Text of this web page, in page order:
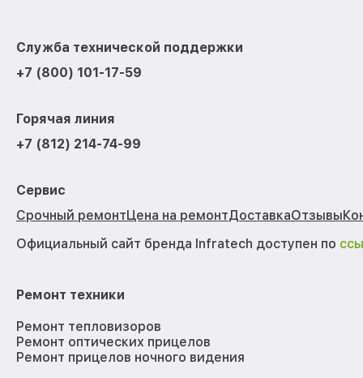
Служба технической поддержки
+7 (800) 101-17-59
Горячая линия
+7 (812) 214-74-99
Сервис
Срочный ремонтЦена на ремонтДоставкаОтзывы
Официальный сайт бренда Infratech доступен по
Ремонт техники
Ремонт тепловизоров
Ремонт оптических прицелов
Ремонт прицелов ночного видения